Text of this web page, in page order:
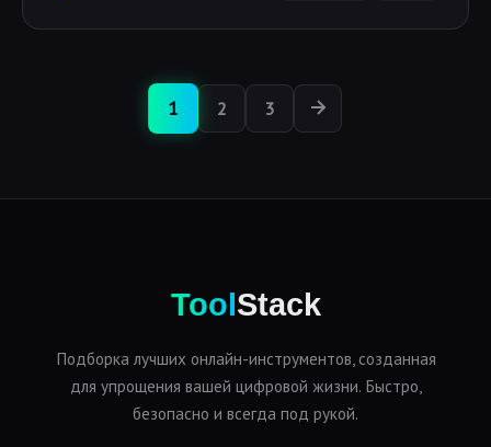
1 2 3
ToolStack
Подборка лучших онлайн-инструментов, созданная
для упрощения вашей цифровой жизни. Быстро,
безопасно и всегда под рукой.